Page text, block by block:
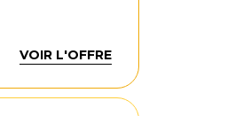
VOIR L'OFFRE